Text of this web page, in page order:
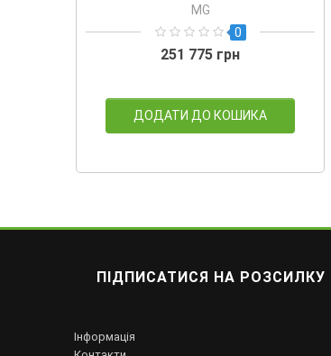
MG
0
251 775 грн
ДОДАТИ ДО КОШИКА
ПІДПИСАТИСЯ НА РОЗСИЛКУ
Інформація